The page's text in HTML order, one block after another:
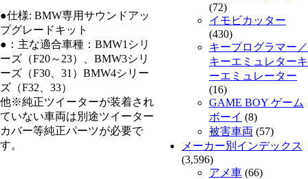
●仕様: BMW専用サウンドアッ
プグレードキット
●：主な適合車種：BMW1シリ
ーズ（F20～23）、BMW3シリ
ーズ（F30、31）BMW4シリー
ズ（F32、33）
他※純正ツイーターが装着され
ていない車両は別途ツイーター
カバー等純正パーツが必要で
す。
(72)
イモビカッター
(430)
キープログラマー／
キーエミュレターキ
ーエミュレーター
(16)
GAME BOY ゲーム
ボーイ (8)
被害車両 (57)
メーカー別インデックス
(3,596)
アメ車 (66)